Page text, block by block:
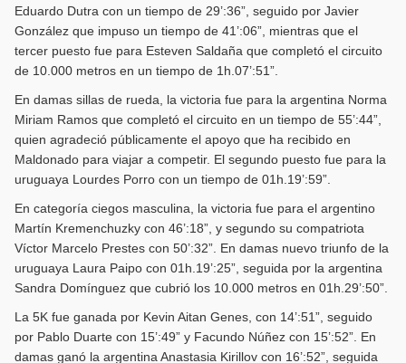
Eduardo Dutra con un tiempo de 29’:36”, seguido por Javier
González que impuso un tiempo de 41’:06”, mientras que el
tercer puesto fue para Esteven Saldaña que completó el circuito
de 10.000 metros en un tiempo de 1h.07’:51”.
En damas sillas de rueda, la victoria fue para la argentina Norma
Miriam Ramos que completó el circuito en un tiempo de 55’:44”,
quien agradeció públicamente el apoyo que ha recibido en
Maldonado para viajar a competir. El segundo puesto fue para la
uruguaya Lourdes Porro con un tiempo de 01h.19’:59”.
En categoría ciegos masculina, la victoria fue para el argentino
Martín Kremenchuzky con 46’:18”, y segundo su compatriota
Víctor Marcelo Prestes con 50’:32”. En damas nuevo triunfo de la
uruguaya Laura Paipo con 01h.19’:25”, seguida por la argentina
Sandra Domínguez que cubrió los 10.000 metros en 01h.29’:50”.
La 5K fue ganada por Kevin Aitan Genes, con 14’:51”, seguido
por Pablo Duarte con 15’:49” y Facundo Núñez con 15’:52”. En
damas ganó la argentina Anastasia Kirillov con 16’:52”, seguida